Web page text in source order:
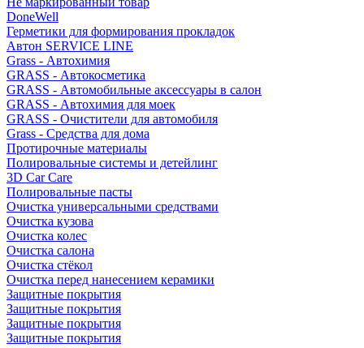
DoneWell
Герметики для формирования прокладок
Автон SERVICE LINE
Grass - Автохимия
GRASS - Автокосметика
GRASS - Автомобильные аксессуары в салон
GRASS - Автохимия для моек
GRASS - Очистители для автомобиля
Grass - Средства для дома
Протирочные материалы
Полировальные системы и детейлинг
3D Car Care
Полировальные пасты
Очистка универсальными средствами
Очистка кузова
Очистка колес
Очистка салона
Очистка стёкол
Очистка перед нанесением керамики
Защитные покрытия
Защитные покрытия
Защитные покрытия
Защитные покрытия